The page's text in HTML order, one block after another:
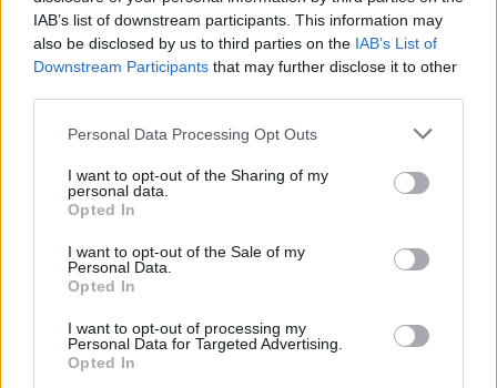
IAB’s list of downstream participants. This information may
also be disclosed by us to third parties on the IAB’s List of
Downstream Participants that may further disclose it to other
Personal Data Processing Opt Outs
I want to opt-out of the Sharing of my
personal data.
Opted In
I want to opt-out of the Sale of my
Personal Data.
Opted In
I want to opt-out of processing my
Personal Data for Targeted Advertising.
Opted In
Puntuar 'Nadie como tu'
Imprimir letra
* Letra añadida porkrlos101087
+ El Quinto Piso
Letra Nadie como tu